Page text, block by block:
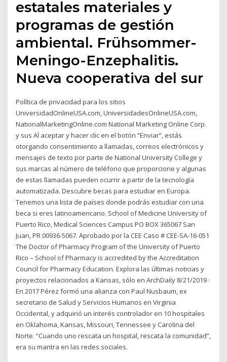
estatales materiales y
programas de gestión
ambiental. Frühsommer-
Meningo-Enzephalitis.
Nueva cooperativa del sur
Política de privacidad para los sitios
UniversidadOnlineUSA.com, UniversidadesOnlineUSA.com,
NationalMarketingOnline.com National Marketing Online Corp.
y sus Al aceptar y hacer clic en el botón “Enviar”, estás
otorgando consentimiento a llamadas, correos electrónicos y
mensajes de texto por parte de National University College y
sus marcas al número de teléfono que proporcione y algunas
de estas llamadas pueden ocurrir a partir de la tecnología
automatizada. Descubre becas para estudiar en Europa.
Tenemos una lista de países donde podrás estudiar con una
beca si eres latinoamericano. School of Medicine University of
Puerto Rico, Medical Sciences Campus PO BOX 365067 San
Juan, PR 00936-5067. Aprobado por la CEE Caso # CEE-SA-16-051
The Doctor of Pharmacy Program of the University of Puerto
Rico – School of Pharmacy is accredited by the Accreditation
Council for Pharmacy Education. Explora las últimas noticias y
proyectos relacionados a Kansas, sólo en ArchDaily 8/21/2019 ·
En 2017 Pérez formó una alianza con Paul Nusbaum, ex
secretario de Salud y Servicios Humanos en Virginia
Occidental, y adquirió un interés controlador en 10 hospitales
en Oklahoma, Kansas, Missouri, Tennessee y Carolina del
Norte. “Cuando uno rescata un hospital, rescata la comunidad”,
era su mantra en las redes sociales.